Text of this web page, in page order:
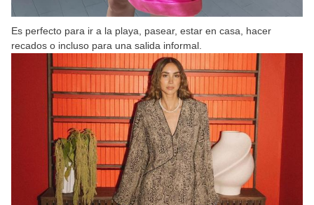
Es perfecto para ir a la playa, pasear, estar en casa, hacer
recados o incluso para una salida informal.